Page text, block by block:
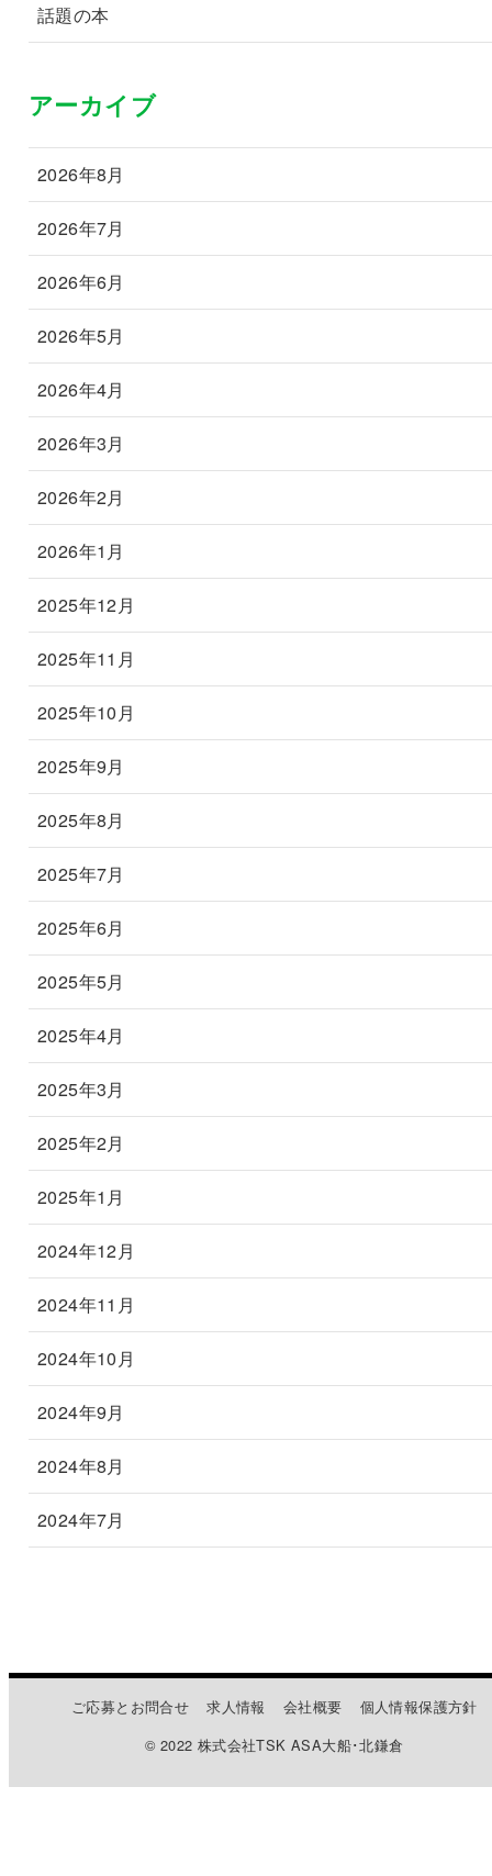
話題の本
アーカイブ
2026年8月
2026年7月
2026年6月
2026年5月
2026年4月
2026年3月
2026年2月
2026年1月
2025年12月
2025年11月
2025年10月
2025年9月
2025年8月
2025年7月
2025年6月
2025年5月
2025年4月
2025年3月
2025年2月
2025年1月
2024年12月
2024年11月
2024年10月
2024年9月
2024年8月
2024年7月
ご応募とお問合せ 求人情報 会社概要
個人情報保護方針
© 2022 株式会社TSK ASA大船･北鎌倉